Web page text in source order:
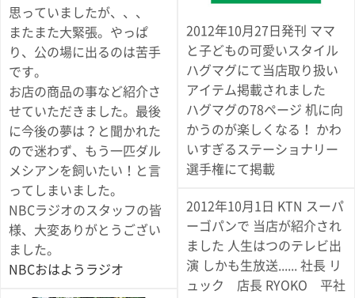
2012年10月27日発刊 ママ
と子どもの可愛いスタイル
ハグマグにて当店取り扱い
アイテム掲載されました
ハグマグの78ページ 机に向
かうのが楽しくなる！ かわ
いすぎるステーショナリー
選手権にて掲載
思っていましたが、、、
またまた大緊張。やっぱ
り、公の場に出るのは苦手
です。
お店の商品の事など紹介さ
せていただきました。最後
に今後の夢は？と聞かれた
ので迷わず、もう一匹ダル
メシアンを飼いたい！と言
ってしまいました。
NBCラジオのスタッフの皆
様、大変ありがとうござい
ました。
NBCおはようラジオ
2012年10月1日 KTN スーパ
ーゴパンで 当店が紹介され
ました 人生はつのテレビ出
演 しかも生放送...... 社長 リ
ュック 店長 RYOKO 平社